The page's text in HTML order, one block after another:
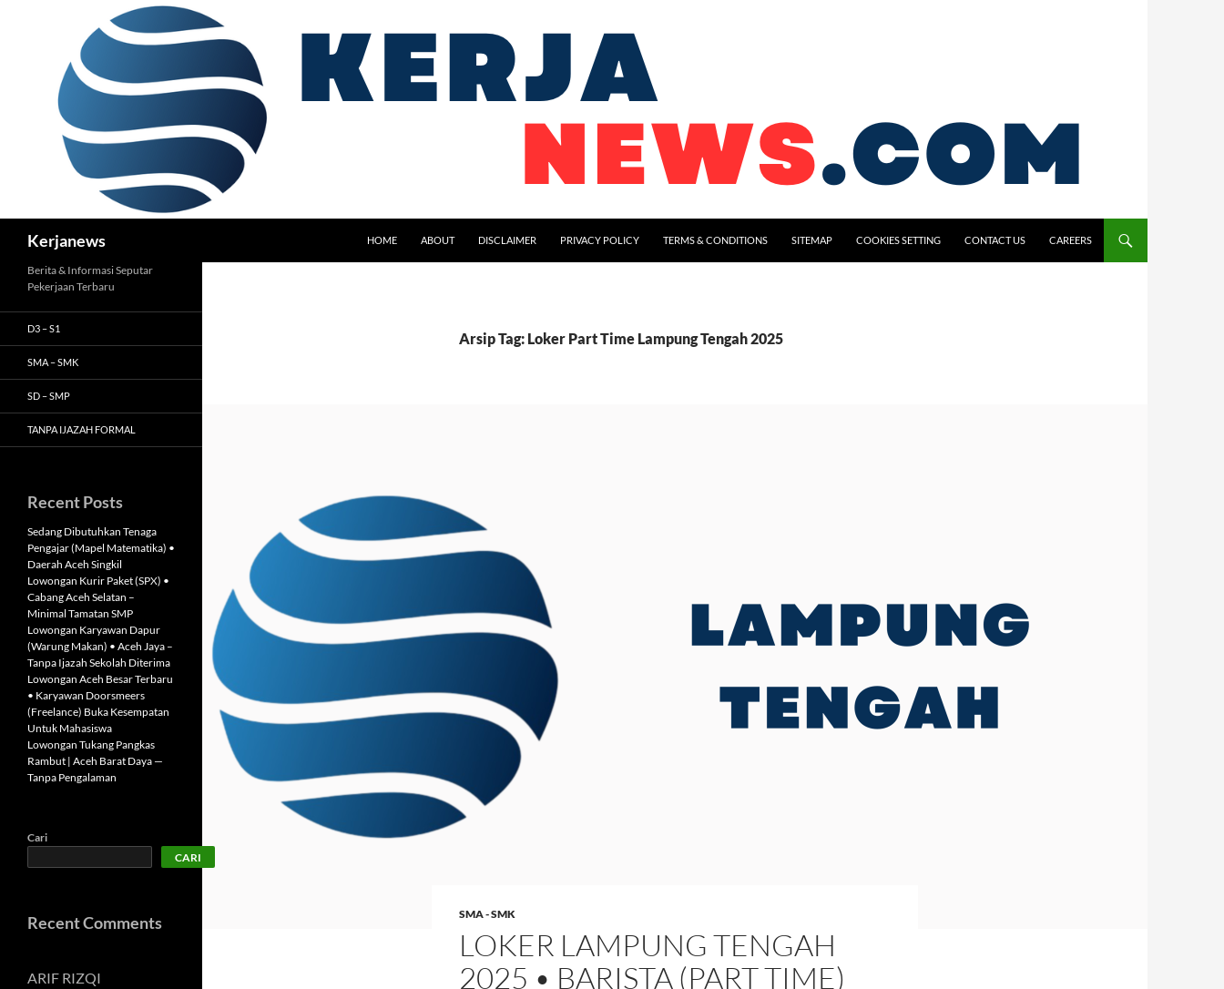
Kerjanews HOME ABOUT DISCLAIMER PRIVACY POLICY TERMS & CONDITIONS SITEMAP COOKIES SETTING CONTACT US CAREERS
Arsip Tag: Loker Part Time Lampung Tengah 2025
SMA - SMK
LOKER LAMPUNG TENGAH
2025 • BARISTA (PART TIME)
Berita & Informasi Seputar
Pekerjaan Terbaru
D3 – S1
SMA – SMK
SD – SMP
TANPA IJAZAH FORMAL
Recent Posts
Sedang Dibutuhkan Tenaga
Pengajar (Mapel Matematika) •
Daerah Aceh Singkil
Lowongan Kurir Paket (SPX) •
Cabang Aceh Selatan –
Minimal Tamatan SMP
Lowongan Karyawan Dapur
(Warung Makan) • Aceh Jaya –
Tanpa Ijazah Sekolah Diterima
Lowongan Aceh Besar Terbaru
• Karyawan Doorsmeers
(Freelance) Buka Kesempatan
Untuk Mahasiswa
Lowongan Tukang Pangkas
Rambut | Aceh Barat Daya —
Tanpa Pengalaman
Cari
CARI
Recent Comments
ARIF RIZQI